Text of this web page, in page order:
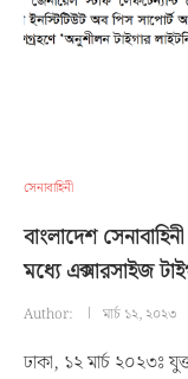
সেনাবাহিনী
বাংলাদেশ
মধ্যে এক্সারসাইজ
Author: মার্চ ১২, ২০২৩
ঢাকা, ১২ মার্চ ২০২৩ঃ